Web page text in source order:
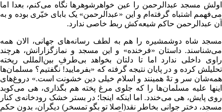
اولش مسجد عبدالرحمن را عین خواهرشوهرها نگاه می‌کنم، بعدا اما
می‌فهمم اشتباه گرفته‌ام و این «عبدالرحمن» یک بابای خیّری بوده و به
آن عبدالرحمن حاکم شیعه‌کش ربط خاصی ندارد.
مسجد شاه دوشمشیره را هم به لطف رسانه‌های جهانی، الان همه
می‌شناسند. داستان «فرخنده» و این مسجد و نمازگزارانش، هرچند
راوی داخلی ندارد اما تا دلتان بخواهد بی‌طرفِ بین‌المللی ریخته
تحلیلش کرده و در پایان نتیجه گرفته که «بفرمایید! نگفتیم؟ مسلمان‌ها
همه‌شان سر و تهْ همینند و اسلام خیلی دین خشونت است.» دروغ‌های
اینها علیه مسلمان‌ها را که جلوی مرغ پخته هم بگذاری، هی می‌کوبد
روی پایش، هی می‌خندد. اما اینکه اینجا؛ در بستر خشک رودخانه‌ی کنار
مسجد، دختر جوانی بخاطر نقد(اصلا تو بگو تمسخر) دیگران، بدون حکم